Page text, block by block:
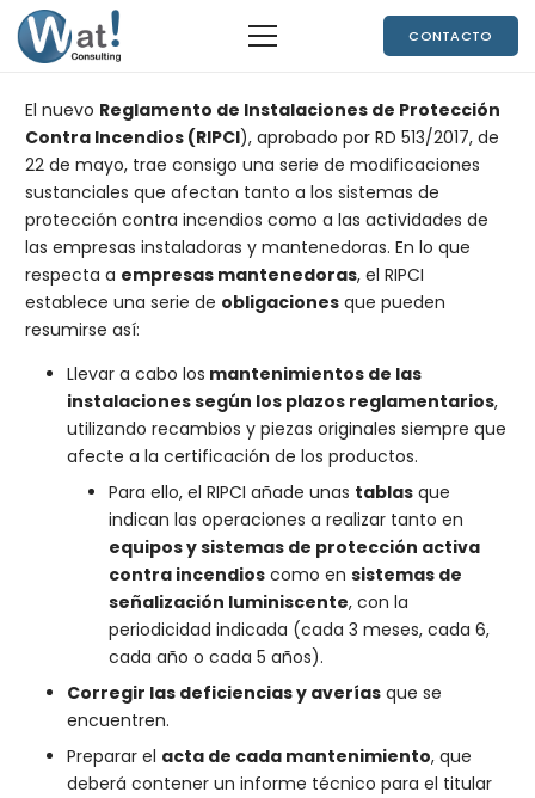
CONTACTO
El nuevo Reglamento de Instalaciones de Protección
Contra Incendios (RIPCI), aprobado por RD 513/2017, de
22 de mayo, trae consigo una serie de modificaciones
sustanciales que afectan tanto a los sistemas de
protección contra incendios como a las actividades de
las empresas instaladoras y mantenedoras. En lo que
respecta a empresas mantenedoras, el RIPCI
establece una serie de obligaciones que pueden
resumirse así:
Llevar a cabo los mantenimientos de las
instalaciones según los plazos reglamentarios,
utilizando recambios y piezas originales siempre que
afecte a la certificación de los productos.
Para ello, el RIPCI añade unas tablas que
indican las operaciones a realizar tanto en
equipos y sistemas de protección activa
contra incendios como en sistemas de
señalización luminiscente, con la
periodicidad indicada (cada 3 meses, cada 6,
cada año o cada 5 años).
Corregir las deficiencias y averías que se
encuentren.
Preparar el acta de cada mantenimiento, que
deberá contener un informe técnico para el titular